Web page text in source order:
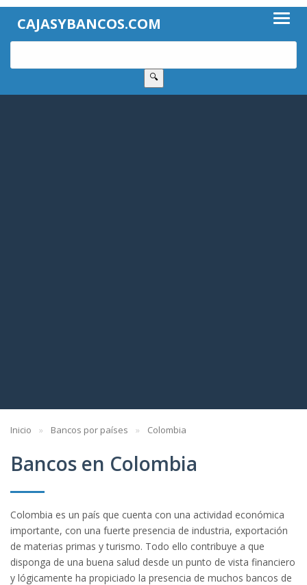
CAJASYBANCOS.COM
🔍
Inicio Bancos por países Colombia
Bancos en Colombia
Colombia es un país que cuenta con una actividad económica
importante, con una fuerte presencia de industria, exportación
de materias primas y turismo. Todo ello contribuye a que
disponga de una buena salud desde un punto de vista financiero
y lógicamente ha propiciado la presencia de muchos bancos de